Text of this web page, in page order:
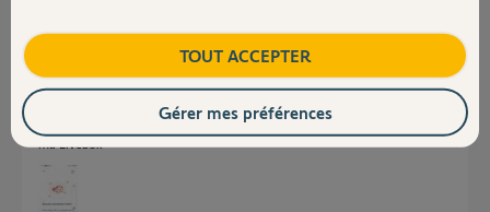
Réponses
Voici le message qui apparaît quand je cherche à me connecter au wifi de
ma Livebox
TOUT ACCEPTER
Gérer mes préférences